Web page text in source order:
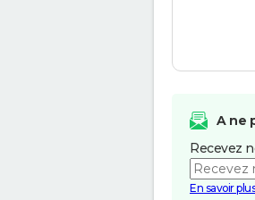
A ne
Recevez
En savoir